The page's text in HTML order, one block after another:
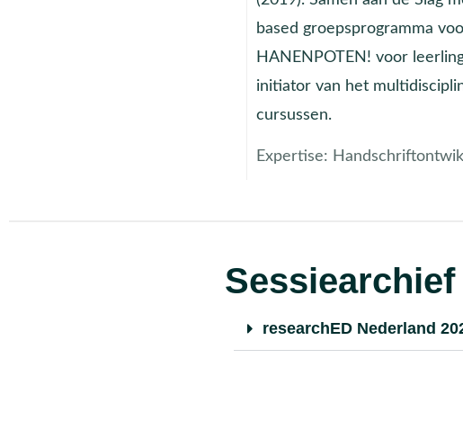
based groepsprogramma
HANENPOTEN! voor
initiator van het
cursussen.
Expertise:
Sessiearchief
researchED Nederland